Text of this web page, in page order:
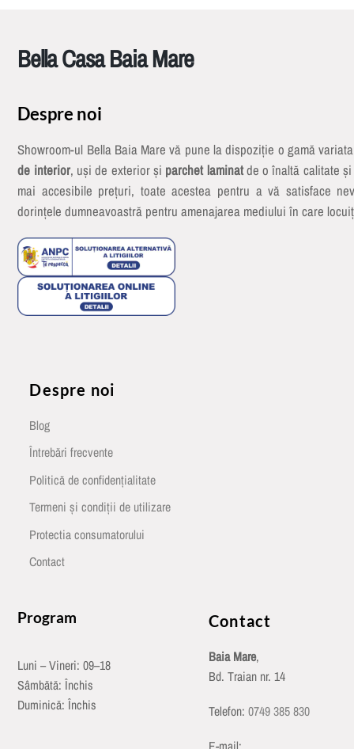
Bella Casa Baia Mare
Despre noi
Showroom-ul Bella Baia Mare vă pune la dispoziție o gamă
de interior, uși de exterior și parchet laminatde o înaltă calitate și
mai accesibile prețuri, toate acestea pentru a vă satisface
dorințele dumneavoastră pentru amenajarea mediului în care
Despre noi
Blog
Întrebări frecvente
Politică de confidențialitate
Termeni și condiții de utilizare
Protectia consumatorului
Contact
Program
Luni – Vineri: 09–18
Sâmbătă: Închis
Duminică: Închis
Contact
Baia Mare,
Bd. Traian nr. 14
Telefon: 0749 385 830